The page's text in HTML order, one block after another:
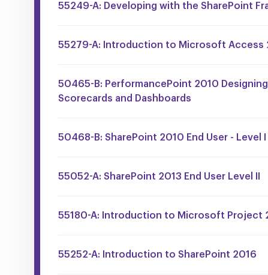
55249-A: Developing with the SharePoint
55279-A: Introduction to Microsoft Access
50465-B: PerformancePoint 2010
Scorecards and Dashboards
50468-B: SharePoint 2010 End User - Level I
55052-A: SharePoint 2013 End User Level II
55180-A: Introduction to Microsoft Project
55252-A: Introduction to SharePoint 2016